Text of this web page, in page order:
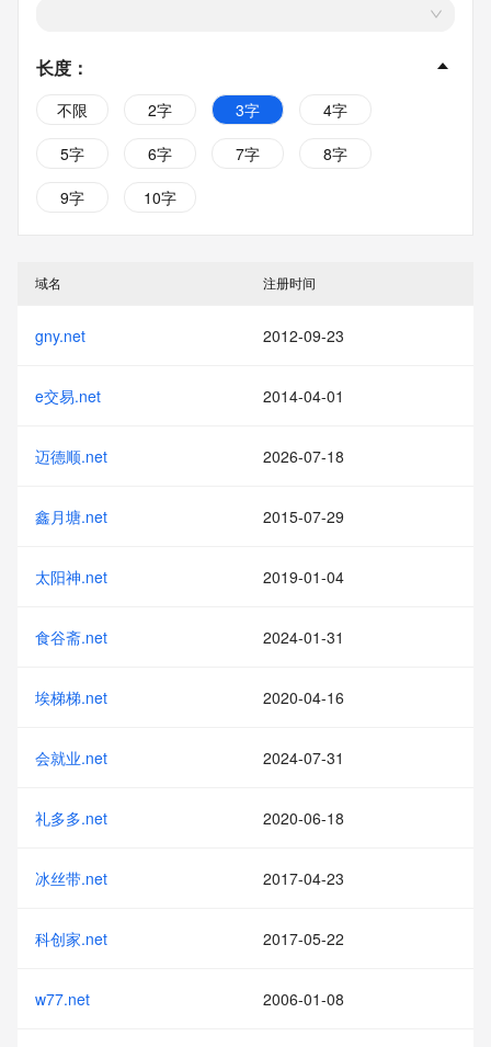
长度 ：
不限 2字 3字
4字
5字
6字 7字
8字
9字
10字
域名 注册时间
gny.net 2012-09-23
e交易.net 2014-04-01
迈德顺.net 2026-07-18
鑫月塘.net 2015-07-29
太阳神.net 2019-01-04
食谷斋.net 2024-01-31
埃梯梯.net 2020-04-16
会就业.net 2024-07-31
礼多多.net 2020-06-18
冰丝带.net 2017-04-23
科创家.net 2017-05-22
w77.net 2006-01-08